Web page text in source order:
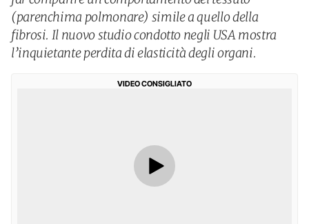
(parenchima polmonare) simile a quello della
fibrosi. Il nuovo studio condotto negli USA mostra
l’inquietante perdita di elasticità degli organi.
VIDEO CONSIGLIATO